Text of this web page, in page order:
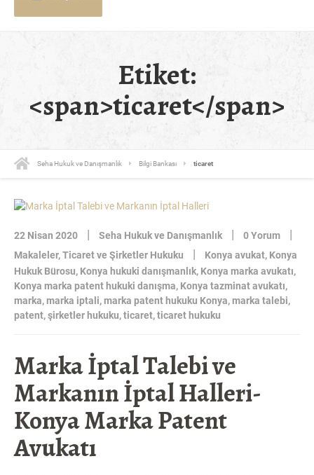
Etiket:
<span>ticaret</span>
Seha Hukuk ve Danışmanlık Bilgi Bankası ticaret
22 Nisan 2020 | Seha Hukuk ve Danışmanlık | 0 Yorum |
Makaleler,Ticaret ve Şirketler Hukuku | Konya avukat, Konya
Hukuk Bürosu, Konya hukuki danışmanlık, Konya marka avukatı,
Konya marka patent hukuki danışma, Konya tazminat avukatı,
marka,marka iptali,marka patent hukuku Konya,marka talebi,
patent,şirketler hukuku,ticaret,ticaret hukuku
Marka İptal Talebi ve
Markanın İptal Halleri-
Konya Marka Patent
Avukatı